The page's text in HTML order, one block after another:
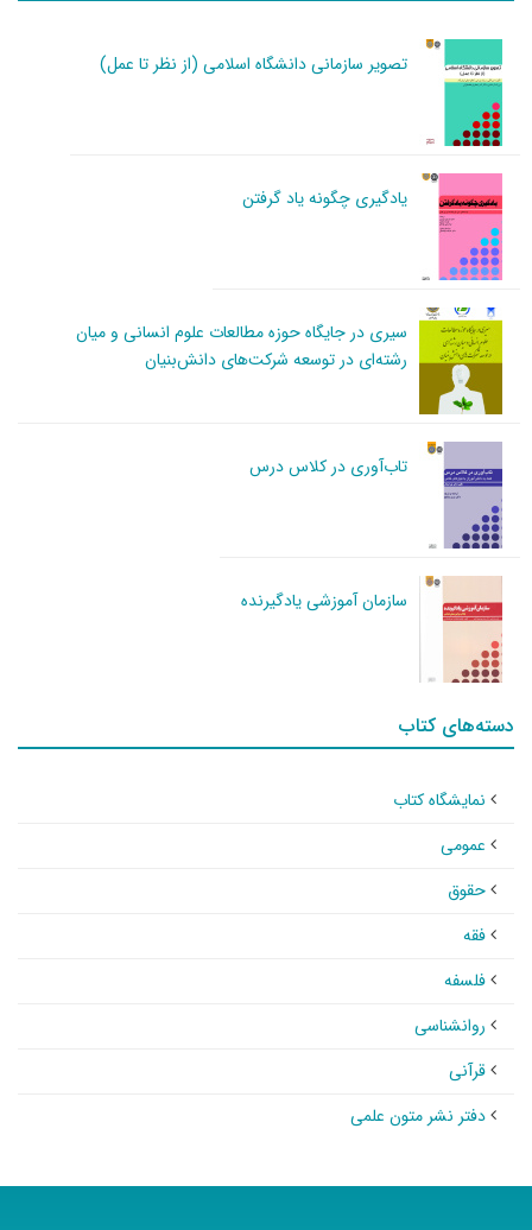
تصویر سازمانی دانشگاه اسلامی (از نظر تا عمل)
یادگیری چگونه یاد گرفتن
سیری در جایگاه حوزه مطالعات علوم انسانی و میان
رشته‌ای در توسعه شرکت‌های دانش‌بنیان
تاب‌آوری در کلاس درس
سازمان آموزشی یادگیرنده
دسته‌های کتاب
نمایشگاه کتاب
عمومی
حقوق
فقه
فلسفه
روانشناسی
قرآنی
دفتر نشر متون علمی